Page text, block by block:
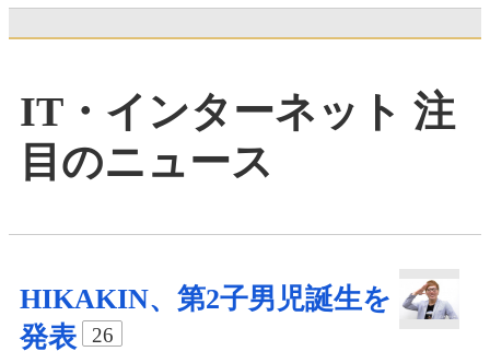
IT・インターネット 注
目のニュース
HIKAKIN、第2子男児誕生を
発表
26